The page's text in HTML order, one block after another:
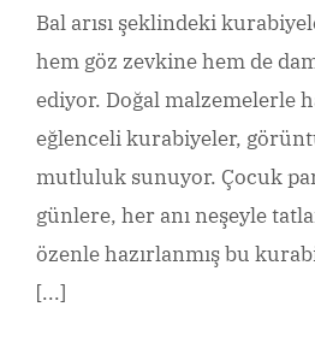
Bal arısı şeklindeki
hem göz zevkine hem de
ediyor. Doğal malzemelerle
eğlenceli kurabiyeler,
mutluluk sunuyor. Çocuk
günlere, her anı neşeyle
özenle hazırlanmış bu
[...]